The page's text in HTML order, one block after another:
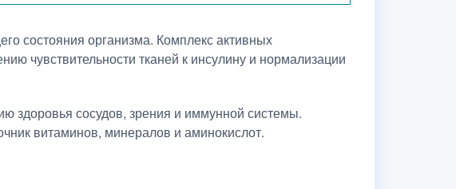
состояния организма. Комплекс активных
чувствительности тканей к инсулину и нормализации
здоровья сосудов, зрения и иммунной системы.
витаминов, минералов и аминокислот.